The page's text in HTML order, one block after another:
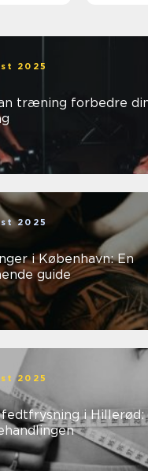
2025
træning forbedre
2025
i København: En
guide
2025
i Hillerød: